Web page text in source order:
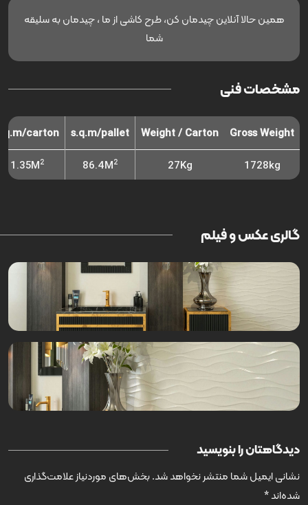
همین حالا آنلاین چیدمان کن، طرح کاشی از ما ، چیدمان به سلیقه
شما
مشخصات فنی
Gross Weight
Weight / Carton
s.q.m/pallet
carton
1728kg
27Kg
86.4M2
1.35M2
گالری عکس و فیلم
دیدگاهتان را بنویسید
نشانی ایمیل شما منتشر نخواهد شد.بخش‌های موردنیاز علامت‌گذاری
شده‌اند*